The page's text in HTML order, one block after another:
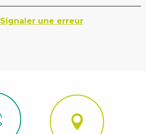
Signaler une erreur